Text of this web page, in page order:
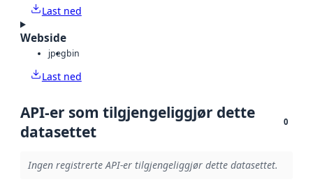
Last ned
Webside
jpegbin
Last ned
API-er som tilgjengeliggjør dette
datasettet
0
Ingen registrerte API-er tilgjengeliggjør dette datasettet.